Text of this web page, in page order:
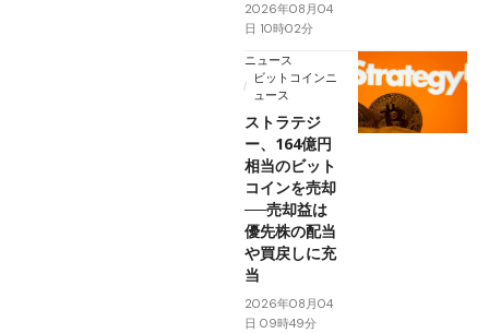
2026年08月04
日 10時02分
ニュース
ビットコインニ
ュース
ストラテジ
ー、164億円
相当のビット
コインを売却
──売却益は
優先株の配当
や買戻しに充
当
2026年08月04
日 09時49分